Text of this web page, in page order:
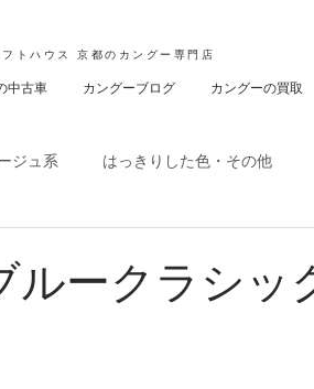
トハウス 京都のカングー専門店
中古車 カングーブログ カングーの買取
ジュ系 はっきりした色・その他
ルークラシッ